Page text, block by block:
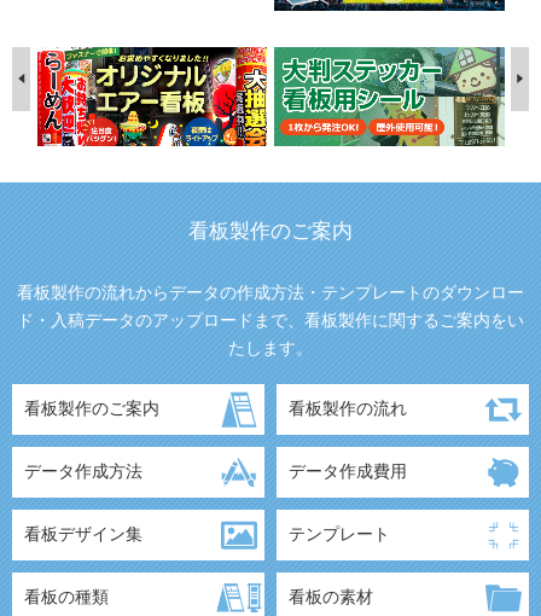
看板製作のご案内
看板製作の流れからデータの作成方法・テンプレートのダウンロー
ド・入稿データのアップロードまで、看板製作に関するご案内をい
たします。
看板製作のご案内 看板製作の流れ
データ作成方法 データ作成費用
看板デザイン集 テンプレート
看板の種類 看板の素材